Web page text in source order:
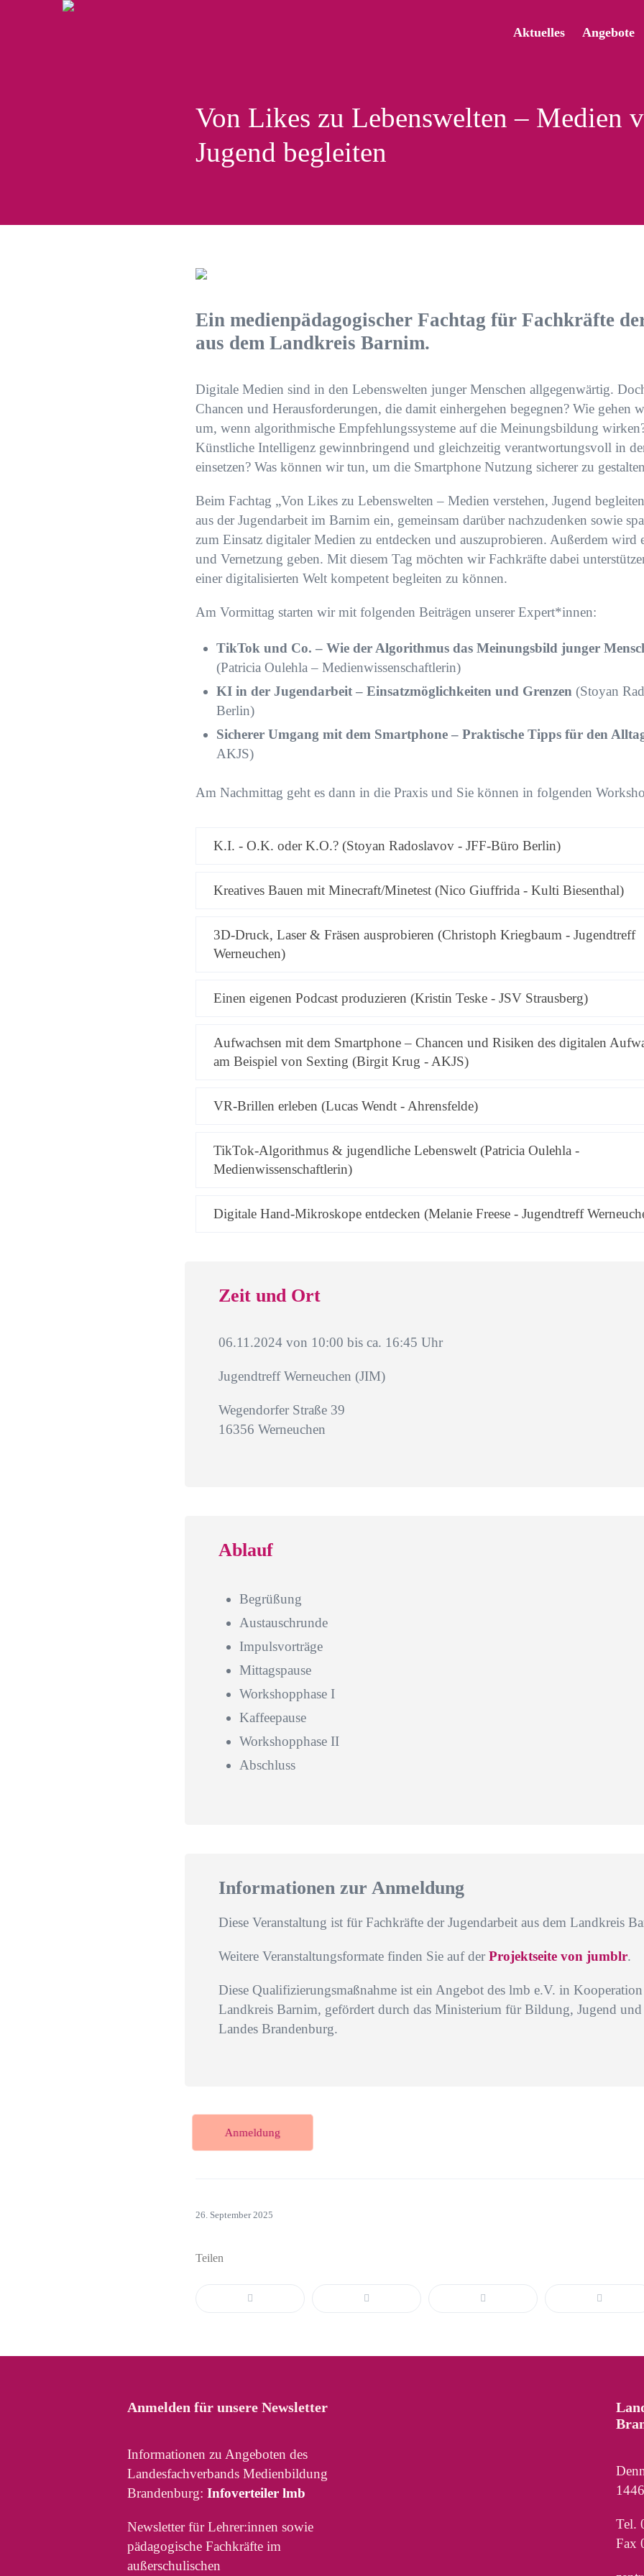
Aktuelles Angebote
Von Likes zu Lebenswelten – Medien
Jugend begleiten
Ein medienpädagogischer Fachtag für Fachkräfte
aus dem Landkreis Barnim.
Digitale Medien sind in den Lebenswelten junger Menschen allgegenwärtig.
Chancen und Herausforderungen, die damit einhergehen begegnen? Wie gehen
um, wenn algorithmische Empfehlungssysteme auf die Meinungsbildung
Künstliche Intelligenz gewinnbringend und gleichzeitig verantwortungsvoll in
einsetzen? Was können wir tun, um die Smartphone Nutzung sicherer zu
Beim Fachtag „Von Likes zu Lebenswelten – Medien verstehen, Jugend
aus der Jugendarbeit im Barnim ein, gemeinsam darüber nachzudenken sowie
zum Einsatz digitaler Medien zu entdecken und auszuprobieren. Außerdem wird
und Vernetzung geben. Mit diesem Tag möchten wir Fachkräfte dabei
einer digitalisierten Welt kompetent begleiten zu können.
Am Vormittag starten wir mit folgenden Beiträgen unserer Expert*innen:
TikTok und Co. – Wie der Algorithmus das Meinungsbild junger
(Patricia Oulehla – Medienwissenschaftlerin)
KI in der Jugendarbeit – Einsatzmöglichkeiten und Grenzen (Stoyan
Berlin)
Sicherer Umgang mit dem Smartphone – Praktische Tipps für den
AKJS)
Am Nachmittag geht es dann in die Praxis und Sie können in folgenden
K.I. - O.K. oder K.O.? (Stoyan Radoslavov - JFF-Büro Berlin)
Kreatives Bauen mit Minecraft/Minetest (Nico Giuffrida - Kulti Biesenthal)
3D-Druck, Laser & Fräsen ausprobieren (Christoph Kriegbaum - Jugendtreff
Werneuchen)
Einen eigenen Podcast produzieren (Kristin Teske - JSV Strausberg)
Aufwachsen mit dem Smartphone – Chancen und Risiken des digitalen
am Beispiel von Sexting (Birgit Krug - AKJS)
VR-Brillen erleben (Lucas Wendt - Ahrensfelde)
TikTok-Algorithmus & jugendliche Lebenswelt (Patricia Oulehla -
Medienwissenschaftlerin)
Digitale Hand-Mikroskope entdecken (Melanie Freese - Jugendtreff
Zeit und Ort
06.11.2024 von 10:00 bis ca. 16:45 Uhr
Jugendtreff Werneuchen (JIM)
Wegendorfer Straße 39
16356 Werneuchen
Ablauf
Begrüßung
Austauschrunde
Impulsvorträge
Mittagspause
Workshopphase I
Kaffeepause
Workshopphase II
Abschluss
Informationen zur Anmeldung
Diese Veranstaltung ist für Fachkräfte der Jugendarbeit aus dem Landkreis
Weitere Veranstaltungsformate finden Sie auf der Projektseite von jumblr.
Diese Qualifizierungsmaßnahme ist ein Angebot des lmb e.V. in
Landkreis Barnim, gefördert durch das Ministerium für Bildung, Jugend
Landes Brandenburg.
Anmeldung
26. September 2025
Teilen
Anmelden für unsere Newsletter
Informationen zu Angeboten des
Landesfachverbands Medienbildung
Brandenburg: Infoverteiler lmb
Newsletter für Lehrer:innen sowie
pädagogische Fachkräfte im
außerschulischen
Tel.
Fax